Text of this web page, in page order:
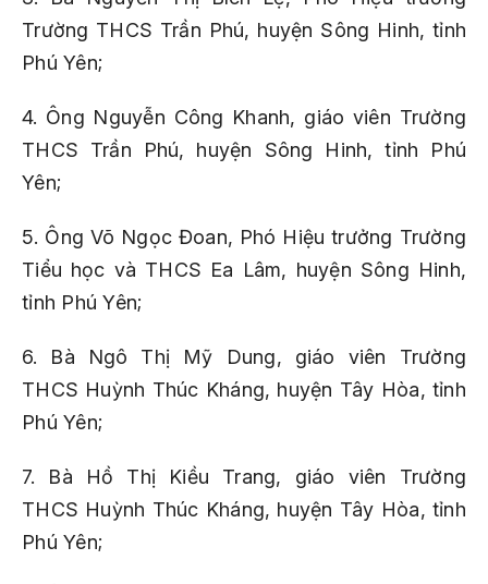
Trường THCS Trần Phú, huyện Sông Hinh, tỉnh
Phú Yên;
4. Ông Nguyễn Công Khanh, giáo viên Trường
THCS Trần Phú, huyện Sông Hinh, tỉnh Phú
Yên;
5. Ông Võ Ngọc Đoan, Phó Hiệu trưởng Trường
Tiểu học và THCS Ea Lâm, huyện Sông Hinh,
tỉnh Phú Yên;
6. Bà Ngô Thị Mỹ Dung, giáo viên Trường
THCS Huỳnh Thúc Kháng, huyện Tây Hòa, tỉnh
Phú Yên;
7. Bà Hồ Thị Kiều Trang, giáo viên Trường
THCS Huỳnh Thúc Kháng, huyện Tây Hòa, tỉnh
Phú Yên;